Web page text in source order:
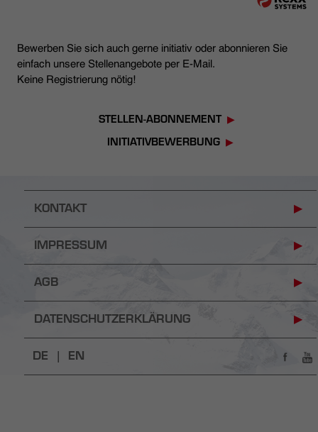
Bewerben Sie sich auch gerne initiativ oder abonnieren Sie
einfach unsere Stellenangebote per E-Mail.
Keine Registrierung nötig!
STELLEN-ABONNEMENT
INITIATIVBEWERBUNG
KONTAKT
IMPRESSUM
AGB
DATENSCHUTZERKLÄRUNG
DE | EN